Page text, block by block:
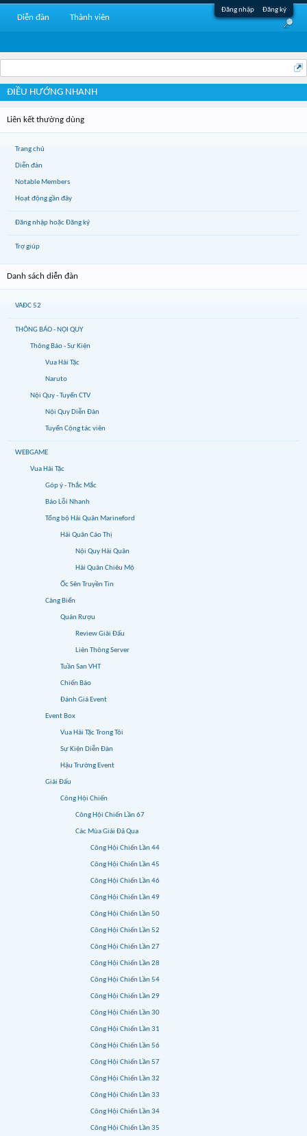
Đăng nhập Đăng ký
ĐIỀU HƯỚNG NHANH
Liên kết thường dùng
Trang chủ
Diễn đàn
Notable Members
Hoạt động gần đây
Đăng nhập hoặc Đăng ký
Trợ giúp
Danh sách diễn đàn
VAĐC 52
THÔNG BÁO - NỘI QUY
Thông Báo - Sự Kiện
Vua Hải Tặc
Naruto
Nội Quy - Tuyển CTV
Nội Quy Diễn Đàn
Tuyển Cộng tác viên
WEBGAME
Vua Hải Tặc
Góp ý - Thắc Mắc
Báo Lỗi Nhanh
Tổng bộ Hải Quân Marineford
Hải Quân Cáo Thị
Nội Quy Hải Quân
Hải Quân Chiêu Mộ
Ốc Sên Truyền Tin
Cảng Biển
Quán Rượu
Review Giải Đấu
Liên Thông Server
Tuần San VHT
Chiến Báo
Đánh Giá Event
Event Box
Vua Hải Tặc Trong Tôi
Sự Kiện Diễn Đàn
Hậu Trường Event
Giải Đấu
Công Hội Chiến
Công Hội Chiến Lần 67
Các Mùa Giải Đã Qua
Công Hội Chiến Lần 44
Công Hội Chiến Lần 45
Công Hội Chiến Lần 46
Công Hội Chiến Lần 49
Công Hội Chiến Lần 50
Công Hội Chiến Lần 52
Công Hội Chiến Lần 27
Công Hội Chiến Lần 28
Công Hội Chiến Lần 54
Công Hội Chiến Lần 29
Công Hội Chiến Lần 30
Công Hội Chiến Lần 31
Công Hội Chiến Lần 56
Công Hội Chiến Lần 57
Công Hội Chiến Lần 32
Công Hội Chiến Lần 33
Công Hội Chiến Lần 34
Công Hội Chiến Lần 35
Diễn đàn Thành viên